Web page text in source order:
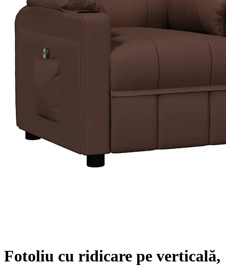
Fotoliu cu ridicare pe verticală,